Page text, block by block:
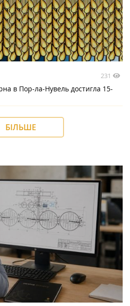
231
в Пор-ла-Нувель достигла 15-
БІЛЬШЕ